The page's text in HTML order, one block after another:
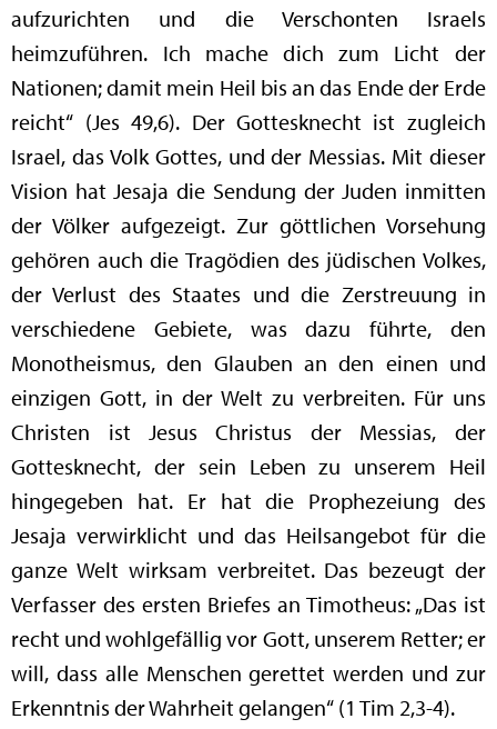
aufzurichten und die Verschonten Israels
heimzuführen. Ich mache dich zum Licht der
Nationen; damit mein Heil bis an das Ende der Erde
reicht“ (Jes 49,6). Der Gottesknecht ist zugleich
Israel, das Volk Gottes, und der Messias. Mit dieser
Vision hat Jesaja die Sendung der Juden inmitten
der Völker aufgezeigt. Zur göttlichen Vorsehung
gehören auch die Tragödien des jüdischen Volkes,
der Verlust des Staates und die Zerstreuung in
verschiedene Gebiete, was dazu führte, den
Monotheismus, den Glauben an den einen und
einzigen Gott, in der Welt zu verbreiten. Für uns
Christen ist Jesus Christus der Messias, der
Gottesknecht, der sein Leben zu unserem Heil
hingegeben hat. Er hat die Prophezeiung des
Jesaja verwirklicht und das Heilsangebot für die
ganze Welt wirksam verbreitet. Das bezeugt der
Verfasser des ersten Briefes an Timotheus: „Das ist
recht und wohlgefällig vor Gott, unserem Retter; er
will, dass alle Menschen gerettet werden und zur
Erkenntnis der Wahrheit gelangen“ (1 Tim 2,3-4).